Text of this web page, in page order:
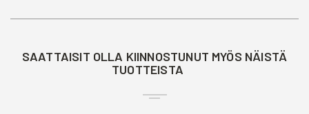
SAATTAISIT OLLA KIINNOSTUNUT MYÖS NÄISTÄ
TUOTTEISTA